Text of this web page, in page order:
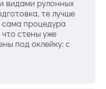
видами рулонных
те лучше
процедура
стены уже
под оклейку: с